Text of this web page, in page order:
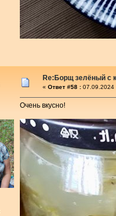
Re:Борщ зелёный с
« Ответ #58 : 07.09.2024
Очень вкусно!